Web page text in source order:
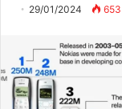
29/01/2024 653